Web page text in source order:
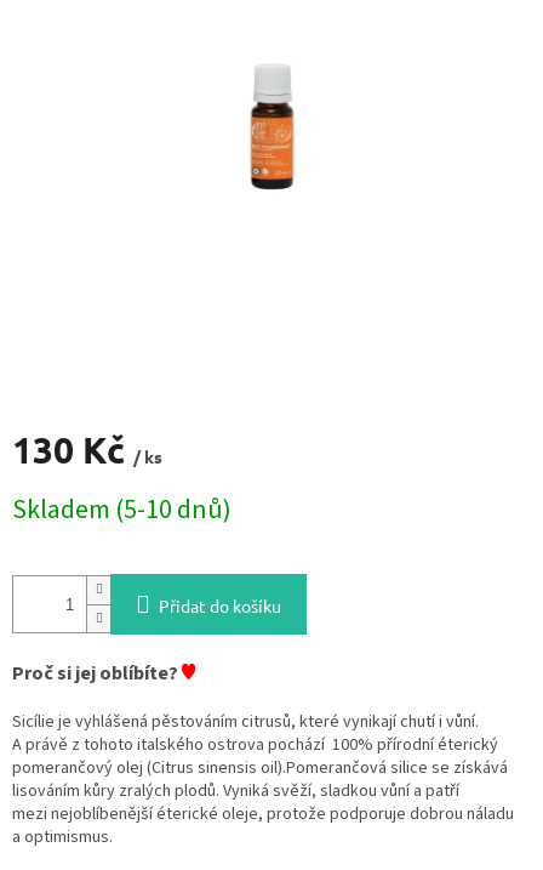
130 Kč / ks
cena:
Skladem (5-10 dnů)
Přidat do košíku
Proč si jej oblíbíte?♥
Sicílie je vyhlášená pěstováním citrusů, které vynikají chutí i vůní.
A právě z tohoto italského ostrova pochází 100% přírodní éterický
pomerančový olej (Citrus sinensis oil).Pomerančová silice se získává
lisováním kůry zralých plodů. Vyniká svěží, sladkou vůní a patří
mezi nejoblíbenější éterické oleje, protože podporuje dobrou náladu
a optimismus.